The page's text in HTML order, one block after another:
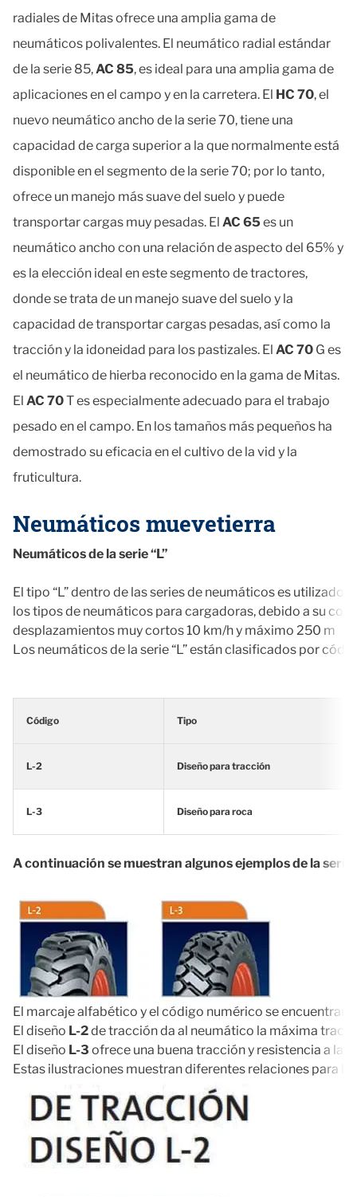
radiales de Mitas ofrece una amplia gama de
neumáticos polivalentes. El neumático radial estándar
de la serie 85,AC 85, es ideal para una amplia gama de
aplicaciones en el campo y en la carretera. El HC 70, el
nuevo neumático ancho de la serie 70, tiene una
capacidad de carga superior a la que normalmente está
disponible en el segmento de la serie 70; por lo tanto,
ofrece un manejo más suave del suelo y puede
transportar cargas muy pesadas. El AC 65es un
neumático ancho con una relación de aspecto del 65% y
es la elección ideal en este segmento de tractores,
donde se trata de un manejo suave del suelo y la
capacidad de transportar cargas pesadas, así como la
tracción y la idoneidad para los pastizales. El AC 70 G es
el neumático de hierba reconocido en la gama de Mitas.
El AC 70T es especialmente adecuado para el trabajo
pesado en el campo. En los tamaños más pequeños ha
demostrado su eficacia en el cultivo de la vid y la
fruticultura.
Neumáticos muevetierra
Neumáticos de la serie “L”
El tipo “L” dentro de las series de neumáticos es
los tipos de neumáticos para cargadoras, debido a su
desplazamientos muy cortos 10 km/h y máximo 250 m
Los neumáticos de la serie “L” están clasificados por
Código Tipo
L-2 Diseño para tracción
L-3 Diseño para roca
A continuación se muestran algunos ejemplos de la serie
El marcaje alfabético y el código numérico se encuentran
El diseño L-2de tracción da al neumático la máxima
El diseño L-3 ofrece una buena tracción y resistencia a las
Estas ilustraciones muestran diferentes relaciones para